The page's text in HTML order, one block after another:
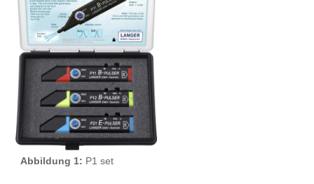
Abbildung 1: P1 set